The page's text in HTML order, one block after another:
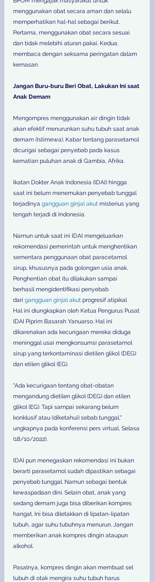
menggunakan obat secara aman dan selalu
memperhatikan hal-hal sebagai berikut.
Pertama, menggunakan obat secara sesuai
dan tidak melebihi aturan pakai. Kedua,
membaca dengan seksama peringatan dalam
kemasan.
Jangan Buru-buru Beri Obat, Lakukan Ini saat
Anak Demam
Mengompres menggunakan air dingin tidak
akan efektif menurunkan suhu tubuh saat anak
demam (Istimewa). Kabar tentang parasetamol
dicurigai sebagai penyebab pada kasus
kematian puluhan anak di Gambia, Afrika.
Ikatan Dokter Anak Indonesia (IDAI) hingga
saat ini belum menemukan penyebab tunggal
terjadinya gangguan ginjal akut misterius yang
tengah terjadi di Indonesia.
Namun untuk saat ini IDAI mengeluarkan
rekomendasi pemerintah untuk menghentikan
sementara penggunaan obat paracetamol
sirup, khususnya pada golongan usia anak.
Penghentian obat itu dilakukan sampai
berhasil mengidentifikasi penyebab
dari gangguan ginjal akut progresif atipikal
Hal ini diungkapkan oleh Ketua Pengurus Pusat
IDAI Piprim Basarah Yanuarso. Hal ini
dikarenakan ada kecurigaan mereka diduga
meninggal usai mengkonsumsi parasetamol
sirup yang terkontaminasi dietilen glikol (DEG)
dan etilen glikol (EG).
"Ada kecurigaan tentang obat-obatan
mengandung dietilen glikol (DEG) dan etilen
glikol (EG). Tapi sampai sekarang belum
konklusif atau (diketahui) sebab tunggal,"
ungkapnya pada konferensi pers virtual, Selasa
(18/10/2022).
IDAI pun menegaskan rekomendasi ini bukan
berarti parasetamol sudah dipastikan sebagai
penyebab tunggal. Namun sebagai bentuk
kewaspadaan dini. Selain obat, anak yang
sedang demam juga bisa diberikan kompres
hangat. Ini bisa diletakkan di lipatan-lipatan
tubuh, agar suhu tubuhnya menurun. Jangan
memberikan anak kompres dingin ataupun
alkohol.
Pasalnya, kompres dingin akan membuat sel
tubuh di otak mengira suhu tubuh harus